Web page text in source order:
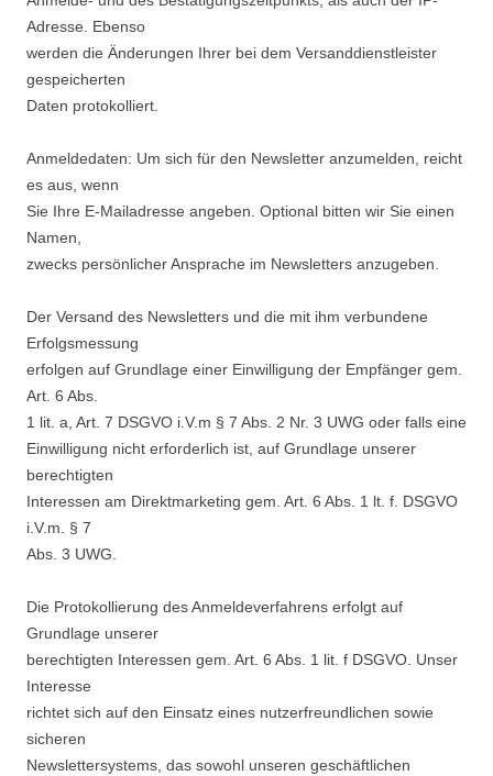
Adresse. Ebenso
werden die Änderungen Ihrer bei dem Versanddienstleister
gespeicherten
Daten protokolliert.
Anmeldedaten: Um sich für den Newsletter anzumelden, reicht
es aus, wenn
Sie Ihre E-Mailadresse angeben. Optional bitten wir Sie einen
Namen,
zwecks persönlicher Ansprache im Newsletters anzugeben.
Der Versand des Newsletters und die mit ihm verbundene
Erfolgsmessung
erfolgen auf Grundlage einer Einwilligung der Empfänger gem.
Art. 6 Abs.
1 lit. a, Art. 7 DSGVO i.V.m § 7 Abs. 2 Nr. 3 UWG oder falls eine
Einwilligung nicht erforderlich ist, auf Grundlage unserer
berechtigten
Interessen am Direktmarketing gem. Art. 6 Abs. 1 lt. f. DSGVO
i.V.m. § 7
Abs. 3 UWG.
Die Protokollierung des Anmeldeverfahrens erfolgt auf
Grundlage unserer
berechtigten Interessen gem. Art. 6 Abs. 1 lit. f DSGVO. Unser
Interesse
richtet sich auf den Einsatz eines nutzerfreundlichen sowie
sicheren
Newslettersystems, das sowohl unseren geschäftlichen